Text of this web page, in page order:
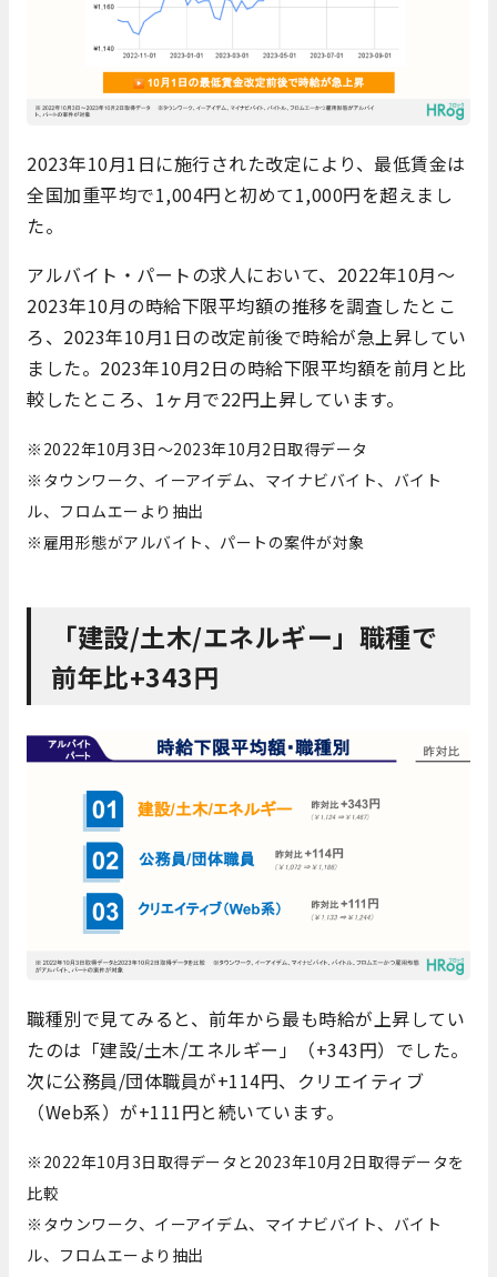
2023年10月1日に施行された改定により、最低賃金は
全国加重平均で1,004円と初めて1,000円を超えまし
た。
アルバイト・パートの求人において、2022年10月〜
2023年10月の時給下限平均額の推移を調査したとこ
ろ、2023年10月1日の改定前後で時給が急上昇してい
ました。2023年10月2日の時給下限平均額を前月と比
較したところ、1ヶ月で22円上昇しています。
※2022年10月3日～2023年10月2日取得データ
※タウンワーク、イーアイデム、マイナビバイト、バイト
ル、フロムエーより抽出
※雇用形態がアルバイト、パートの案件が対象
「建設/土木/エネルギー」職種で
前年比+343円
職種別で見てみると、前年から最も時給が上昇してい
たのは「建設/土木/エネルギー」（+343円）でした。
次に公務員/団体職員が+114円、クリエイティブ
（Web系）が+111円と続いています。
※2022年10月3日取得データと2023年10月2日取得データを
比較
※タウンワーク、イーアイデム、マイナビバイト、バイト
ル、フロムエーより抽出